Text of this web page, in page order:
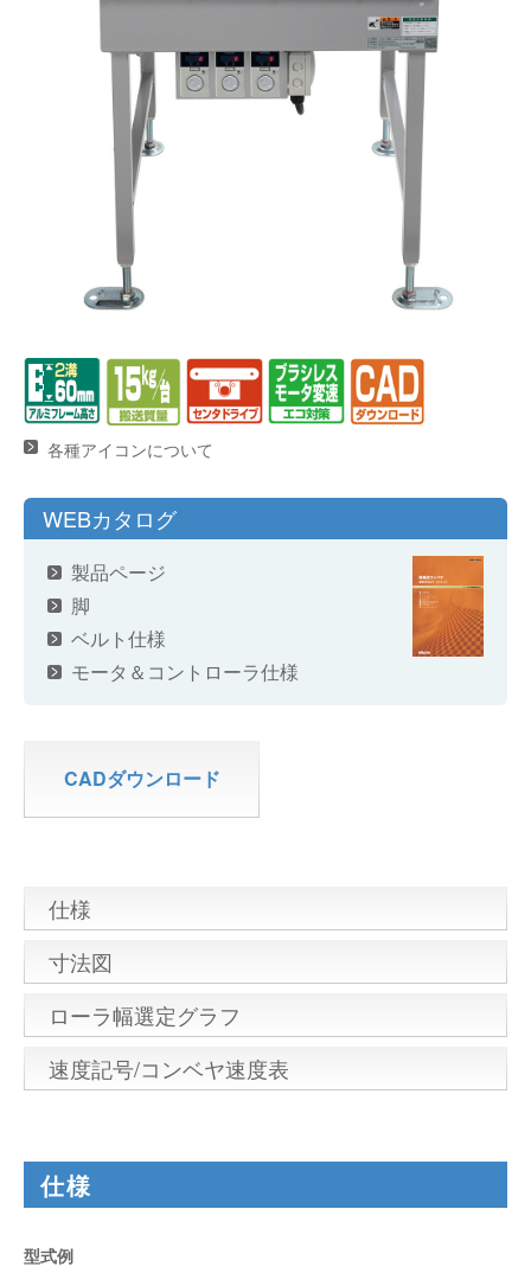
バーチカル装置（垂直搬送機）
サイトポリシー
各種アイコンについて
WEBカタログ
製品ページ
脚
ベルト仕様
モータ＆コントローラ仕様
CADダウンロード
仕様
寸法図
ローラ幅選定グラフ
速度記号/コンベヤ速度表
仕様
型式例